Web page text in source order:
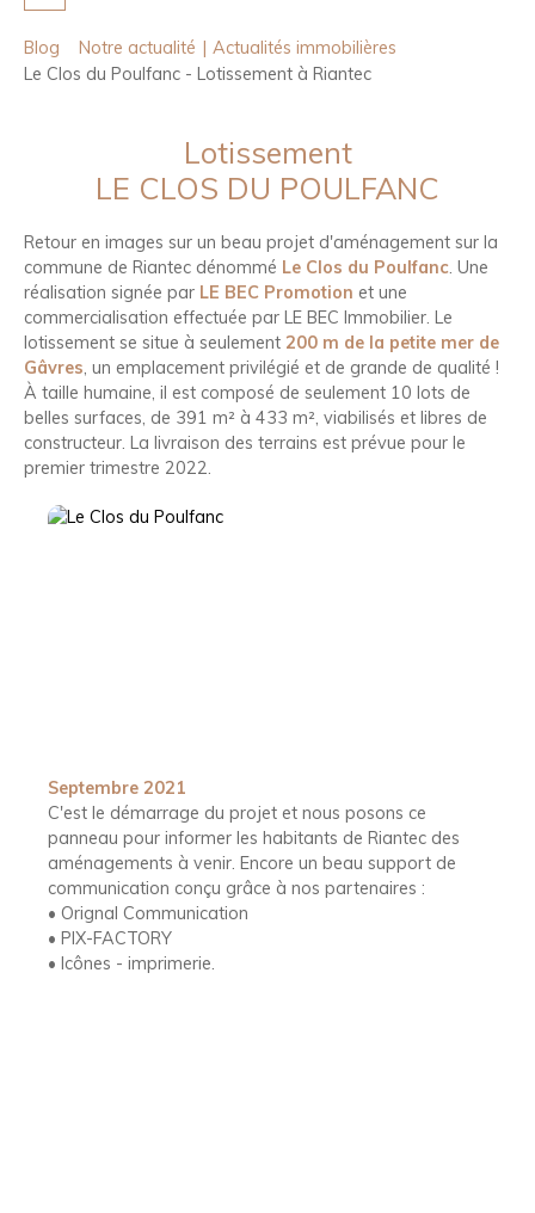
Blog Notre actualité | Actualités immobilières
Le Clos du Poulfanc - Lotissement à Riantec
Lotissement
LE CLOS DU POULFANC
Retour en images sur un beau projet d'aménagement sur la
commune de Riantec dénommé Le Clos du Poulfanc. Une
réalisation signée par LE BEC Promotion et une
commercialisation effectuée par LE BEC Immobilier. Le
lotissement se situe à seulement 200 m de la petite mer de
Gâvres, un emplacement privilégié et de grande de qualité !
À taille humaine, il est composé de seulement 10 lots de
belles surfaces, de 391 m² à 433 m², viabilisés et libres de
constructeur. La livraison des terrains est prévue pour le
premier trimestre 2022.
Septembre 2021
C'est le démarrage du projet et nous posons ce
panneau pour informer les habitants de Riantec des
aménagements à venir. Encore un beau support de
communication conçu grâce à nos partenaires :
• Orignal Communication
• PIX-FACTORY
• Icônes - imprimerie.